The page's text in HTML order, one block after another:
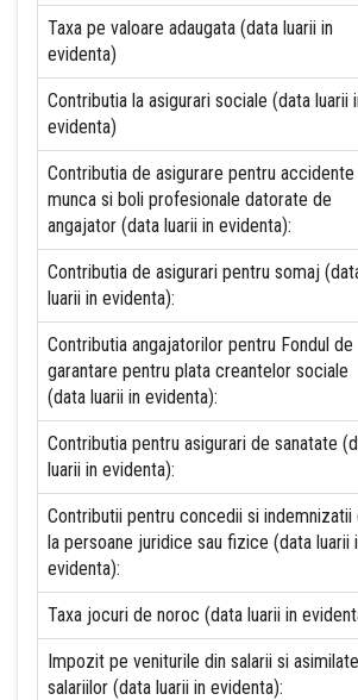
Taxa pe valoare adaugata (data luarii in
evidenta)
Contributia la asigurari sociale (data luarii
evidenta)
Contributia de asigurare pentru accidente
munca si boli profesionale datorate de
angajator (data luarii in evidenta):
Contributia de asigurari pentru somaj
luarii in evidenta):
Contributia angajatorilor pentru Fondul de
garantare pentru plata creantelor sociale
(data luarii in evidenta):
Contributia pentru asigurari de sanatate
luarii in evidenta):
Contributii pentru concedii si indemnizatii
la persoane juridice sau fizice (data luarii
evidenta):
Taxa jocuri de noroc (data luarii in
Impozit pe veniturile din salarii si asimilate
salariilor (data luarii in evidenta):